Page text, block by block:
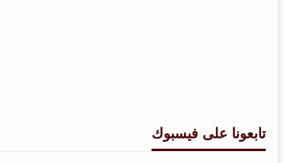
تابعونا على فيسبوك